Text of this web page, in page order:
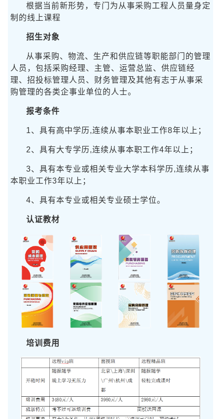
根据当前新形势，专门为从事采购工程人员量身定
制的线上课程
招生对象
从事采购、物流、生产和供应链等职能部门的管理
人员，包括采购经理、主管、运营总监、供应链经
理、招投标管理人员、财务管理及其他有志于从事采
购管理的各类企事业单位的人士。
报考条件
1、具有高中学历,连续从事本职业工作8年以上；
2、具有大专学历,连续从事本职工作4年以上；
3、具有本专业或相关专业大学本科学历,连续从事
本职业工作3年以上；
4、具有本专业或相关专业硕士学位。
认证教材
培训费用